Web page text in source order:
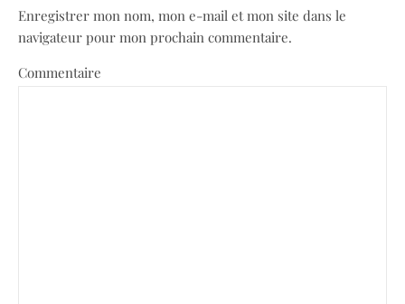
Enregistrer mon nom, mon e-mail et mon site dans le
navigateur pour mon prochain commentaire.
Commentaire